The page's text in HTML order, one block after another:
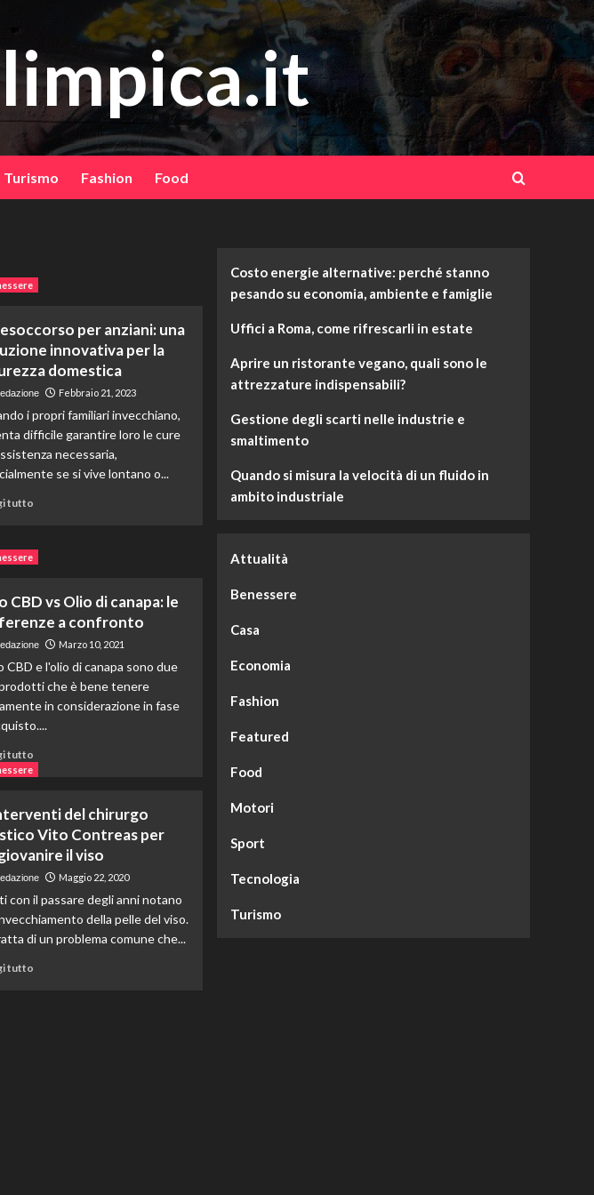
Turismo Fashion Food
per anziani: una
innovativa per la
domestica
Febbraio 21, 2023
i propri familiari invecchiano,
difficile garantire loro le cure
necessaria,
se si vive lontano o...
tuttoLeggi
su
Telesoccorso
anziani:
una
innovativa
per
la
sicurezza
CBD vs Olio di canapa: le
a confronto
Marzo 10, 2021
CBD e l'olio di canapa sono due
che è bene tenere
in considerazione in fase
tuttoLeggi
di
Olio
CBD
vs
Olio
canapa:
le
differenze
confronto
del chirurgo
Vito Contreas per
il viso
Maggio 22, 2020
con il passare degli anni notano
della pelle del viso.
di un problema comune che...
tuttoLeggi
Costo energie alternative: perché stanno
pesando su economia, ambiente e famiglie
Uffici a Roma, come rifrescarli in estate
Aprire un ristorante vegano, quali sono le
attrezzature indispensabili?
Gestione degli scarti nelle industrie e
smaltimento
Quando si misura la velocità di un fluido in
ambito industriale
Attualità
Benessere
Casa
Economia
Fashion
Featured
Food
Motori
Sport
Tecnologia
Turismo